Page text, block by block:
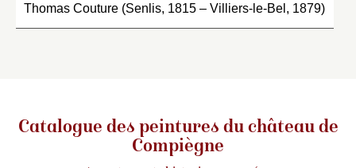
Thomas Couture (Senlis, 1815 – Villiers-le-Bel, 1879)
Catalogue des peintures du château de
Compiègne